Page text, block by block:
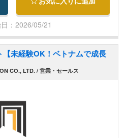
・グローバル人事制度・カルチ
ーチーズのValueを軸とした、国
バーの貢献を最大化させる人事評
の設計 ・多様なバックグラウン
ンゲージメント向上と、企業文
バナンス・労務体制の整備 ・各
次世代リーダーの育成 ・経営人材
トアップフェーズにおける、柔軟
：2026/05/21
未経験OK！ベトナムで成長
CO., LTD. / 営業・セールス